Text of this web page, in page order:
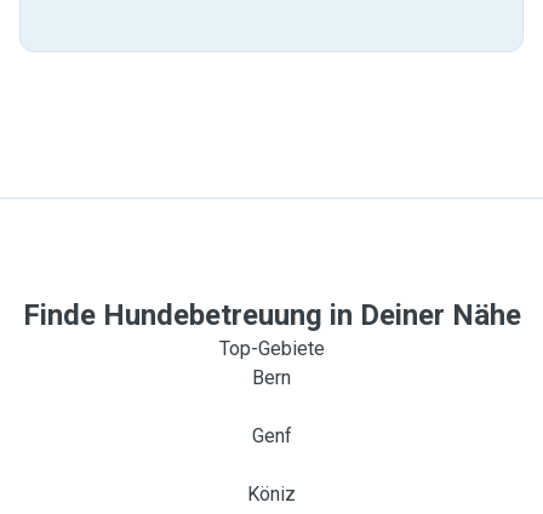
Finde Hundebetreuung in Deiner Nähe
Top-Gebiete
Bern
Genf
Köniz